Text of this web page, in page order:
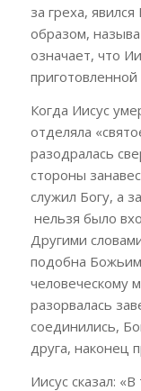
за греха,
образом,
означает, что
приготовленной
Когда Иисус
отделяла
разодралась
стороны
служил Богу, а
нельзя было
Другими
подобна Божьим
человеческому
разорвалась
соединились,
друга, наконец
Иисус сказал: